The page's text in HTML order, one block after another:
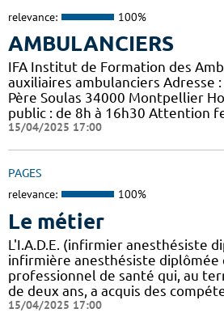
relevance: 100%
AMBULANCIERS
IFA Institut de Formation des
auxiliaires ambulanciers Adresse
Père Soulas 34000 Montpellier
public : de 8h à 16h30 Attention
15/04/2025 17:00
PAGES
relevance: 100%
Le métier
L'I.A.D.E. (infirmier anesthésiste
infirmière anesthésiste diplômée
professionnel de santé qui, au
de deux ans, a acquis des
15/04/2025 17:00